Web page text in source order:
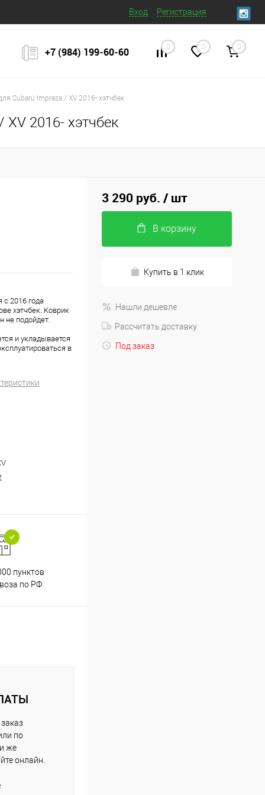
Вход Регистрация
+7 (984) 199‒60‒60 0 0 0
Subaru Impreza / XV 2016- хэтчбек
2016- хэтчбек
2016 года
хэтчбек. Коврик
не подойдет.
и укладывается
в
пунктов
по РФ
по
же
онлайн.
3 290 руб. / шт
В корзину
Купить в 1 клик
Нашли дешевле
Рассчитать доставку
Под заказ